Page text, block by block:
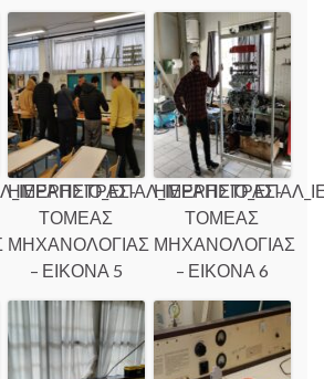
ΗΜΕΡΗΣΙΟ_ΕΠΑΛ_ΙΕΡΑΠΕΤΡΑΣ-
ΤΟΜΕΑΣ
ΜΗΧΑΝΟΛΟΓΙΑΣ
– ΕΙΚΟΝΑ 5
ΤΟΜΕΑΣ
ΜΗΧΑΝΟΛΟΓΙΑΣ
– ΕΙΚΟΝΑ 6